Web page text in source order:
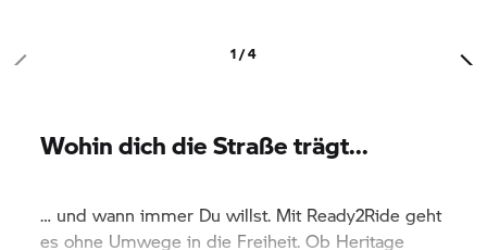
1 / 4
Wohin dich die Straße trägt...
… und wann immer Du willst. Mit Ready2Ride geht
es ohne Umwege in die Freiheit. Ob Heritage